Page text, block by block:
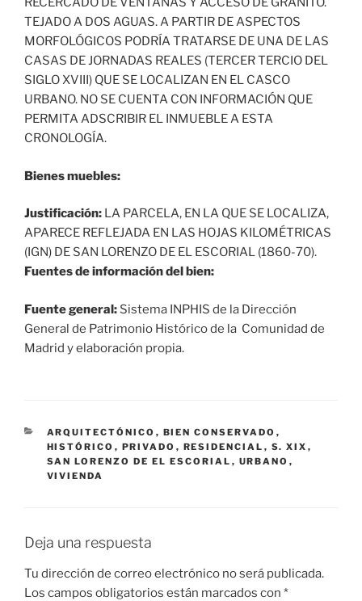
TEJADO A DOS AGUAS. A PARTIR DE ASPECTOS
MORFOLÓGICOS PODRÍA TRATARSE DE UNA DE LAS
CASAS DE JORNADAS REALES (TERCER TERCIO DEL
SIGLO XVIII) QUE SE LOCALIZAN EN EL CASCO
URBANO. NO SE CUENTA CON INFORMACIÓN QUE
PERMITA ADSCRIBIR EL INMUEBLE A ESTA
CRONOLOGÍA.
Bienes muebles:
Justificación: LA PARCELA, EN LA QUE SE LOCALIZA,
APARECE REFLEJADA EN LAS HOJAS KILOMÉTRICAS
(IGN) DE SAN LORENZO DE EL ESCORIAL (1860-70).
Fuentes de información del bien:
Fuente general: Sistema INPHIS de la Dirección
General de Patrimonio Histórico de la Comunidad de
Madrid y elaboración propia.
CATEGORÍAS
ARQUITECTÓNICO , BIEN CONSERVADO ,
HISTÓRICO , PRIVADO , RESIDENCIAL , S. XIX ,
SAN LORENZO DE EL ESCORIAL , URBANO ,
VIVIENDA
Deja una respuesta
Tu dirección de correo electrónico no será publicada.
Los campos obligatorios están marcados con *